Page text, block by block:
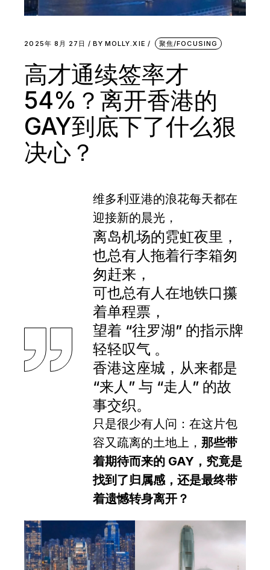
2025年 8月 27日 BY MOLLY.XIE 聚焦/FOCUSING
高才通续签率才
54%？离开香港的
GAY到底下了什么狠
决心？
维多利亚港的浪花每天都在
迎接新的晨光，
离岛机场的霓虹夜里，
也总有人拖着行李箱匆
匆赶来，
可也总有人在地铁口攥
着单程票，
望着 “往罗湖” 的指示牌
轻轻叹气 。
香港这座城，从来都是
“来人” 与 “走人” 的故
事交织。
只是很少有人问：在这片包
容又疏离的土地上，那些带
着期待而来的 GAY，究竟是
找到了归属感，还是最终带
着遗憾转身离开？